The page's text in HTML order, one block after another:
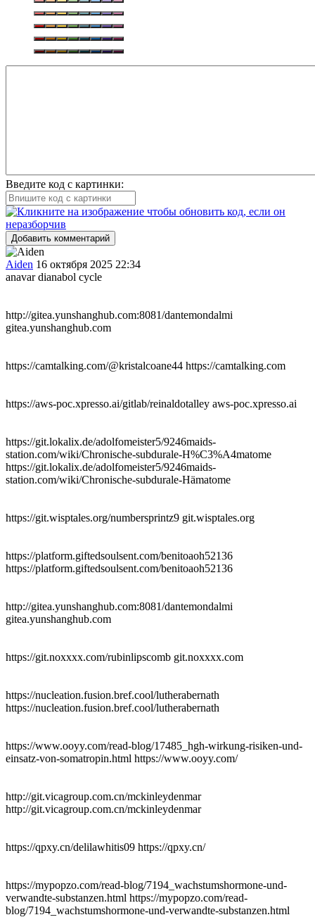
Введите код с картинки:
Добавить комментарий
Aiden 16 октября 2025 22:34
anavar dianabol cycle
http://gitea.yunshanghub.com:8081/dantemondalmi
gitea.yunshanghub.com
https://camtalking.com/@kristalcoane44 https://camtalking.com
https://aws-poc.xpresso.ai/gitlab/reinaldotalley aws-poc.xpresso.ai
https://git.lokalix.de/adolfomeister5/9246maids-
station.com/wiki/Chronische-subdurale-H%C3%A4matome
https://git.lokalix.de/adolfomeister5/9246maids-
station.com/wiki/Chronische-subdurale-Hämatome
https://git.wisptales.org/numbersprintz9 git.wisptales.org
https://platform.giftedsoulsent.com/benitoaoh52136
https://platform.giftedsoulsent.com/benitoaoh52136
http://gitea.yunshanghub.com:8081/dantemondalmi
gitea.yunshanghub.com
https://git.noxxxx.com/rubinlipscomb git.noxxxx.com
https://nucleation.fusion.bref.cool/lutherabernath
https://nucleation.fusion.bref.cool/lutherabernath
https://www.ooyy.com/read-blog/17485_hgh-wirkung-risiken-und-
einsatz-von-somatropin.html https://www.ooyy.com/
http://git.vicagroup.com.cn/mckinleydenmar
http://git.vicagroup.com.cn/mckinleydenmar
https://qpxy.cn/delilawhitis09 https://qpxy.cn/
https://mypopzo.com/read-blog/7194_wachstumshormone-und-
verwandte-substanzen.html https://mypopzo.com/read-
blog/7194_wachstumshormone-und-verwandte-substanzen.html